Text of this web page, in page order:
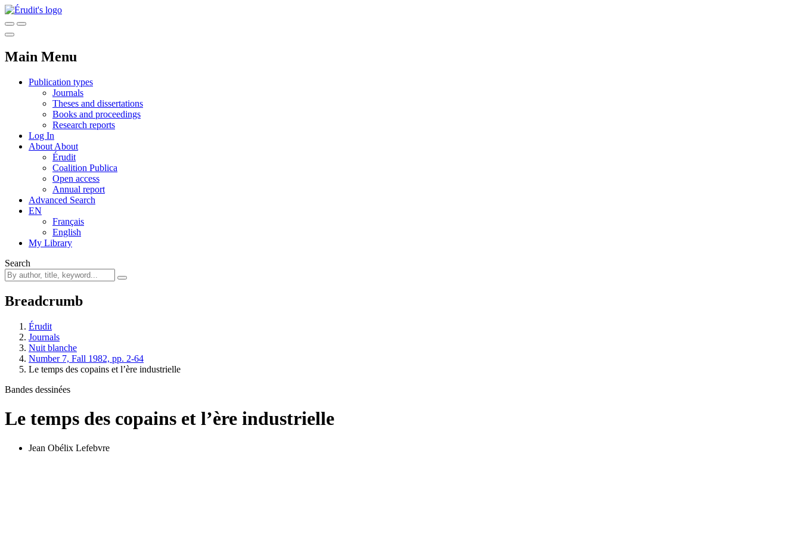
Main Menu
Publication types
Journals
Theses and dissertations
Books and proceedings
Research reports
Log In
About About
Érudit
Coalition Publica
Open access
Annual report
Advanced Search
EN
Français
English
My Library
Search
Breadcrumb
Érudit
Journals
Nuit blanche
Number 7, Fall 1982, pp. 2-64
Le temps des copains et l’ère industrielle
Bandes dessinées
Le temps des copains et l’ère industrielle
Jean Obélix Lefebvre